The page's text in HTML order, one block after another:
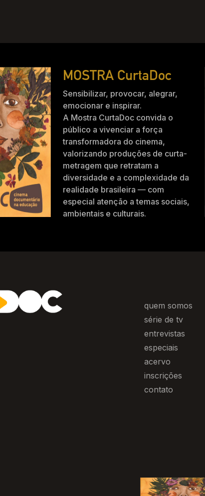
MOSTRA CurtaDoc
Sensibilizar, provocar, alegrar,
emocionar e inspirar.
A Mostra CurtaDoc convida o
público a vivenciar a força
transformadora do cinema,
valorizando produções de curta-
metragem que retratam a
diversidade e a complexidade da
realidade brasileira — com
especial atenção a temas sociais,
ambientais e culturais.
quem somos
série de tv
entrevistas
especiais
acervo
inscrições
contato